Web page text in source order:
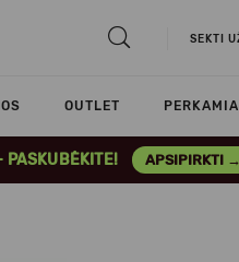
SEKTI
OUTLET
PASKUBĖKITE! APSIPIRKTI →